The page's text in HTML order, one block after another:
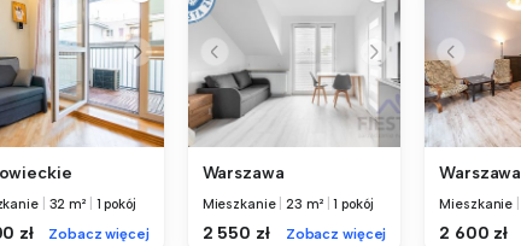
32 m² 1 pokój
zł Zobacz więcej
Warszawa
Mieszkanie |23 m² |1 pokój
2 550 zł Zobacz więcej
Warszawa
Mieszkanie
2 600 zł